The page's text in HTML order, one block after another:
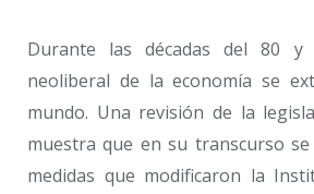
Durante las décadas del 80
neoliberal de la economía se
mundo. Una revisión de la
muestra que en su transcurso
medidas que modificaron la